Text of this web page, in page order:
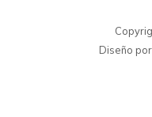
Diseño por